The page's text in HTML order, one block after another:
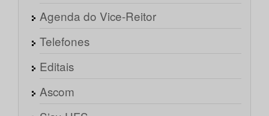
Agenda do Vice-Reitor
Telefones
Editais
Ascom